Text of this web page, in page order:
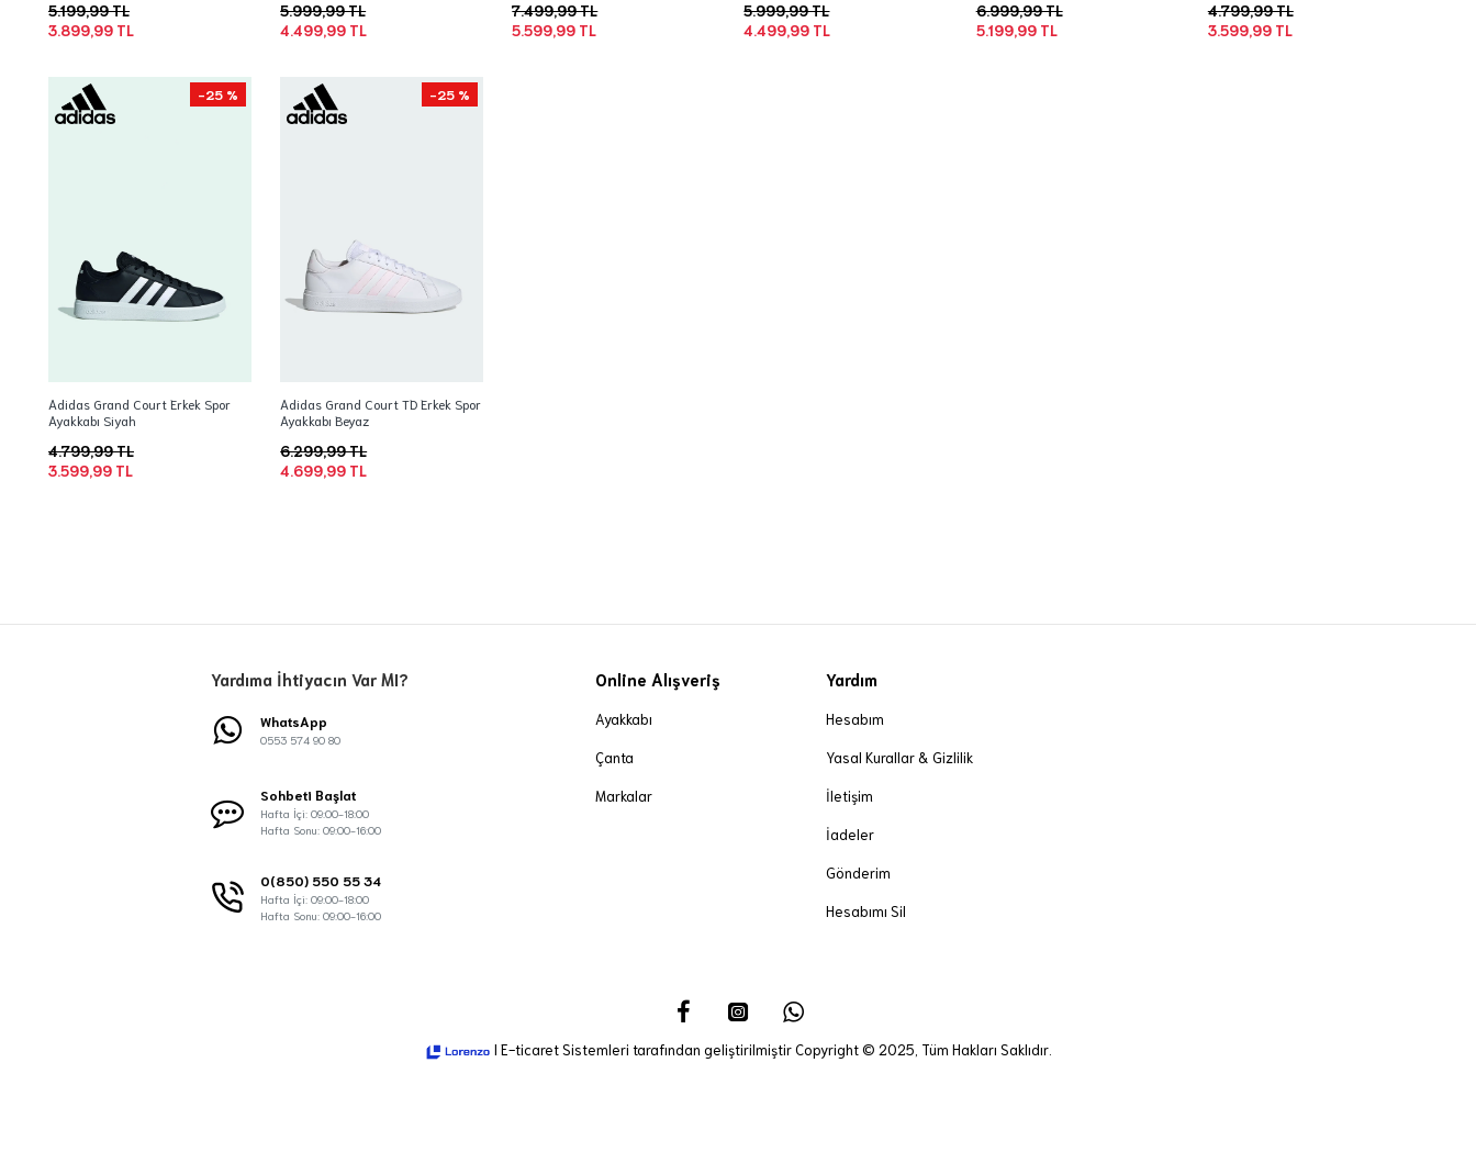
3.899,99 TL
5.199,99 TL
4.499,99 TL
5.999,99 TL
5.599,99 TL
7.499,99 TL
4.499,99 TL
5.999,99 TL
5.199,99 TL
6.999,99 TL
3.599,99 TL
4.799,99 TL
-25 %
Adidas Grand Court Erkek Spor
Ayakkabı Siyah
3.599,99 TL
4.799,99 TL
-25 %
Adidas Grand Court TD Erkek Spor
Ayakkabı Beyaz
4.699,99 TL
6.299,99 TL
Yardıma İhtiyacın Var MI?
WhatsApp
0553 574 90 80
Sohbeti Başlat
Hafta İçi: 09:00-18:00
Hafta Sonu: 09:00-16:00
0(850) 550 55 34
Hafta İçi: 09:00-18:00
Hafta Sonu: 09:00-16:00
Online Alışveriş
Ayakkabı
Çanta
Markalar
Yardım
Hesabım
Yasal Kurallar & Gizlilik
İletişim
İadeler
Gönderim
Hesabımı Sil
I E-ticaret Sistemleri tarafından geliştirilmiştir Copyright © 2025, Tüm Hakları Saklıdır.